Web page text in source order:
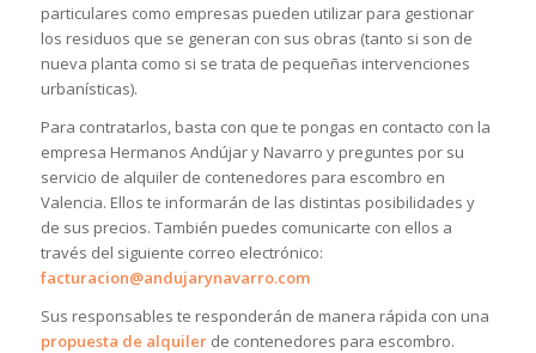
particulares como empresas pueden utilizar para gestionar
los residuos que se generan con sus obras (tanto si son de
nueva planta como si se trata de pequeñas intervenciones
urbanísticas).
Para contratarlos, basta con que te pongas en contacto con la
empresa Hermanos Andújar y Navarro y preguntes por su
servicio de alquiler de contenedores para escombro en
Valencia. Ellos te informarán de las distintas posibilidades y
de sus precios. También puedes comunicarte con ellos a
través del siguiente correo electrónico:
facturacion@andujarynavarro.com
Sus responsables te responderán de manera rápida con una
propuesta de alquilerde contenedores para escombro.